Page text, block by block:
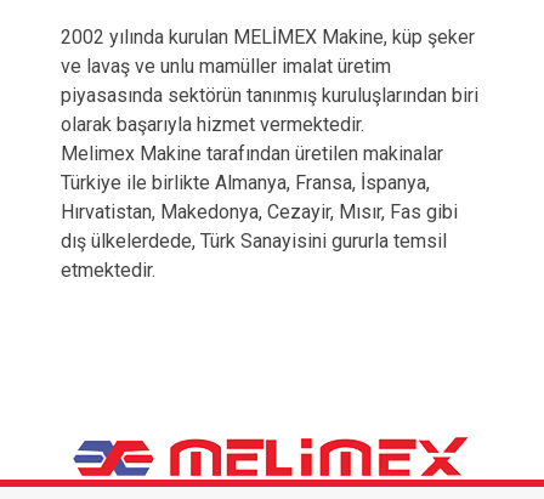
2002 yılında kurulan MELİMEX Makine, küp şeker
ve lavaş ve unlu mamüller imalat üretim
piyasasında sektörün tanınmış kuruluşlarından biri
olarak başarıyla hizmet vermektedir.
Melimex Makine tarafından üretilen makinalar
Türkiye ile birlikte Almanya, Fransa, İspanya,
Hırvatistan, Makedonya, Cezayir, Mısır, Fas gibi
dış ülkelerdede, Türk Sanayisini gururla temsil
etmektedir.